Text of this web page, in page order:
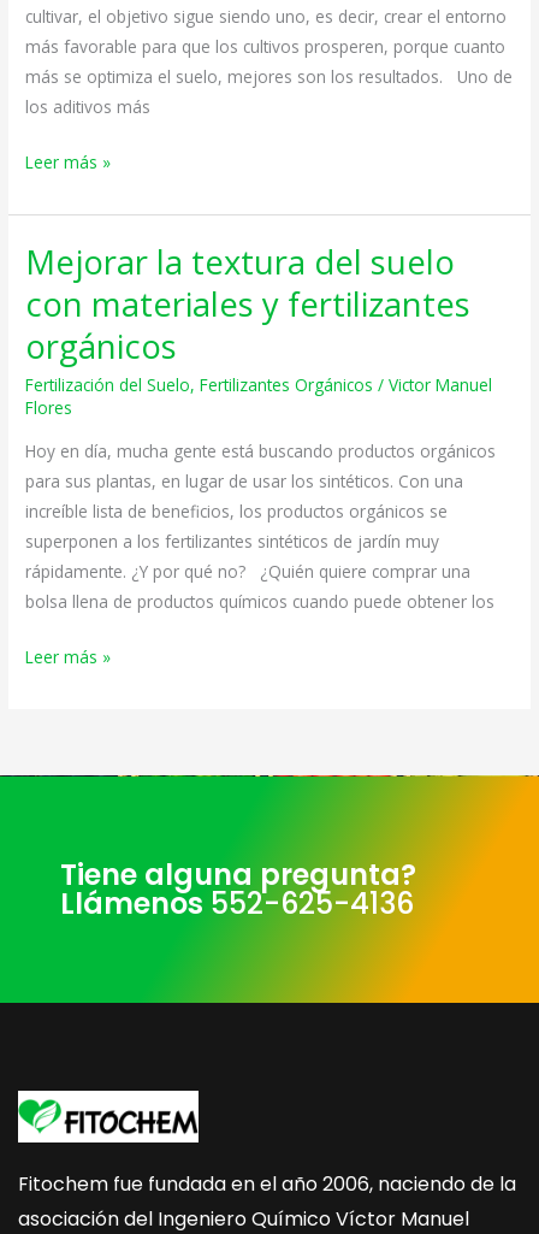
cultivar, el objetivo sigue siendo uno, es decir, crear el entorno
más favorable para que los cultivos prosperen, porque cuanto
más se optimiza el suelo, mejores son los resultados. Uno de
los aditivos más
en
el
suelo
Leer más »
Mejorar la textura del suelo
con materiales y fertilizantes
orgánicos
Fertilización del Suelo,Fertilizantes Orgánicos /Victor Manuel
Flores
Hoy en día, mucha gente está buscando productos orgánicos
para sus plantas, en lugar de usar los sintéticos. Con una
increíble lista de beneficios, los productos orgánicos se
superponen a los fertilizantes sintéticos de jardín muy
rápidamente. ¿Y por qué no? ¿Quién quiere comprar una
bolsa llena de productos químicos cuando puede obtener los
Mejorar
textura
del
suelo
con
y
fertilizantes
orgánicos
Leer más »
Tiene alguna pregunta?
Llámenos 552-625-4136
Fitochem fue fundada en el año 2006, naciendo de la
asociación del Ingeniero Químico Víctor Manuel